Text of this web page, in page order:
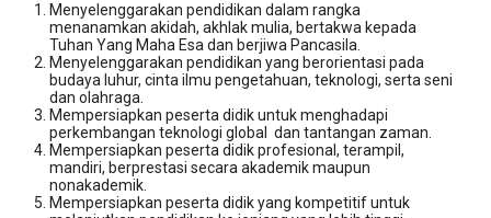
Menyelenggarakan pendidikan dalam rangka
menanamkan akidah, akhlak mulia, bertakwa kepada
Tuhan Yang Maha Esa dan berjiwa Pancasila.
Menyelenggarakan pendidikan yang berorientasi pada
budaya luhur, cinta ilmu pengetahuan, teknologi, serta seni
dan olahraga.
Mempersiapkan peserta didik untuk menghadapi
perkembangan teknologi global dan tantangan zaman.
Mempersiapkan peserta didik profesional, terampil,
mandiri, berprestasi secara akademik maupun
nonakademik.
Mempersiapkan peserta didik yang kompetitif untuk